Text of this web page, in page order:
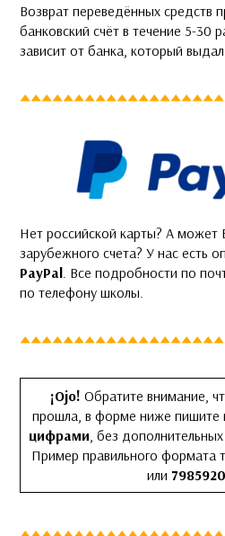
Возврат переведённых средств
банковский счёт в течение 5-30
зависит от банка, который
Нет российской карты? А может
зарубежного счета? У нас есть
PayPal . Все подробности по
по телефону школы.
¡Ojo! Обратите внимание,
прошла, в форме ниже пишите
цифрами , без
Пример правильного формата
или